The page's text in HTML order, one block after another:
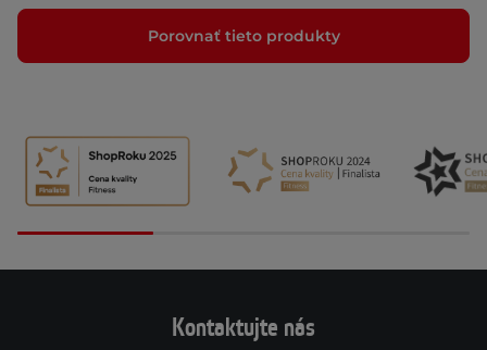
Porovnať tieto produkty
Kontaktujte nás